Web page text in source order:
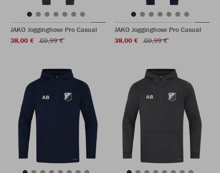
JAKO Jogginghose Pro Casual
38,00 €
69,99 €
JAKO Jogginghose Pro Casual
38,00 €
69,99 €